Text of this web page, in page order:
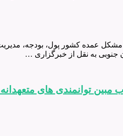
مشکل عمده کشور پول، بودجه،
به نقل از خبرگزاری …
مبین توانمندی های